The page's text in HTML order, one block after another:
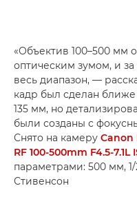
«Объектив 100–500 мм
оптическим зумом, и
весь диапазон, —
кадр был сделан
135 мм, но
были созданы с
Снято на камеру Canon
RF 100-500mm F4.5-7.1L
параметрами: 500 мм, 1/
Стивенсон